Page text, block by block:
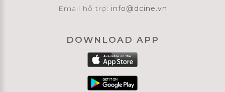
Email hỗ trợ: info@dcine.vn
DOWNLOAD APP